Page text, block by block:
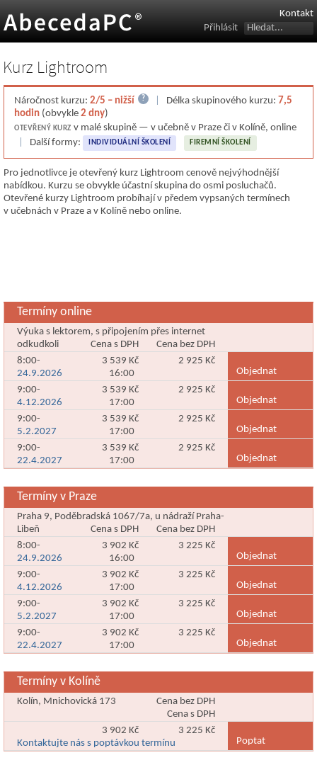
Kontakt
Přihlásit
Kurz Lightroom
Náročnost kurzu: 2/5 – nižší ? Délka skupinového kurzu: 7,5
hodin (obvykle 2 dny)
OTEVŘENÝ KURZ v malé skupině — v učebně v Praze či v Kolíně, online
Další formy: INDIVIDUÁLNÍ ŠKOLENÍ FIREMNÍ ŠKOLENÍ
Pro jednotlivce je otevřený kurz Lightroom cenově nejvýhodnější
nabídkou. Kurzu se obvykle účastní skupina do osmi posluchačů.
Otevřené kurzy Lightroom probíhají v předem vypsaných termínech
v učebnách v Praze a v Kolíně nebo online.
Termíny online
Výuka s lektorem, s připojením přes internet
odkudkoli
Cena bez DPH
Cena s DPH
2 925 Kč
3 539 Kč
24.9.2026
8:00-
16:00
Objednat
2 925 Kč
3 539 Kč
4.12.2026
9:00-
17:00
Objednat
2 925 Kč
3 539 Kč
5.2.2027
9:00-
17:00
Objednat
2 925 Kč
3 539 Kč
22.4.2027
9:00-
17:00
Objednat
Termíny v Praze
Praha 9, Poděbradská 1067/7a, u nádraží Praha-
Libeň
Cena bez DPH
Cena s DPH
3 225 Kč
3 902 Kč
24.9.2026
8:00-
16:00
Objednat
3 225 Kč
3 902 Kč
4.12.2026
9:00-
17:00
Objednat
3 225 Kč
3 902 Kč
5.2.2027
9:00-
17:00
Objednat
3 225 Kč
3 902 Kč
22.4.2027
9:00-
17:00
Objednat
Termíny v Kolíně
Kolín, Mnichovická 173
Cena bez DPH
Cena s DPH
3 225 Kč
3 902 Kč
Kontaktujte nás s poptávkou termínu
Poptat